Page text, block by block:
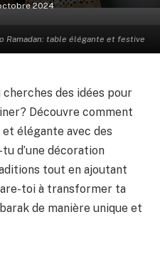
Ramadan: table élégante et festive
2024
des idées pour
Découvre comment
élégante avec des
d’une décoration
tout en ajoutant
toi à transformer ta
de manière unique et